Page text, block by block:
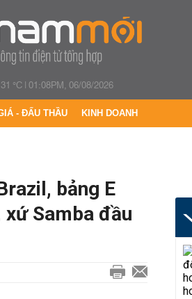
°C|01:08PM, 06/08/2026
- ĐẤU THẦU KINH DOANH
bảng E
Samba đầu